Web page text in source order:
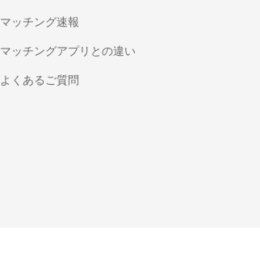
マッチング速報
マッチングアプリとの違い
よくあるご質問